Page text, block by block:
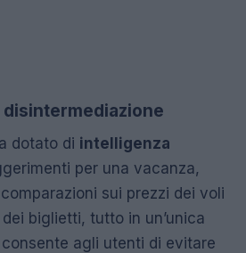
dotato di intelligenza
per una vacanza,
sui prezzi dei voli
biglietti, tutto in un’unica
agli utenti di evitare